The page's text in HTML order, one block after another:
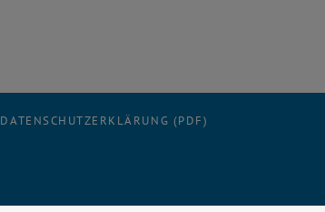
DATENSCHUTZERKLÄRUNG (PDF)